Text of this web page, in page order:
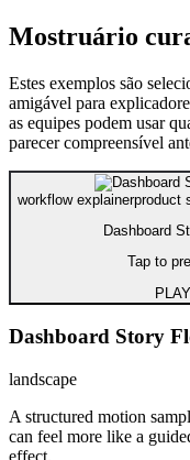
Mostruário
Estes exemplos são
amigável para
as equipes podem usar
parecer compreensível
workflow explainerproduct
Dashboard
Tap to
PLAY
Dashboard Story
landscape
A structured motion
can feel more like a
effect.